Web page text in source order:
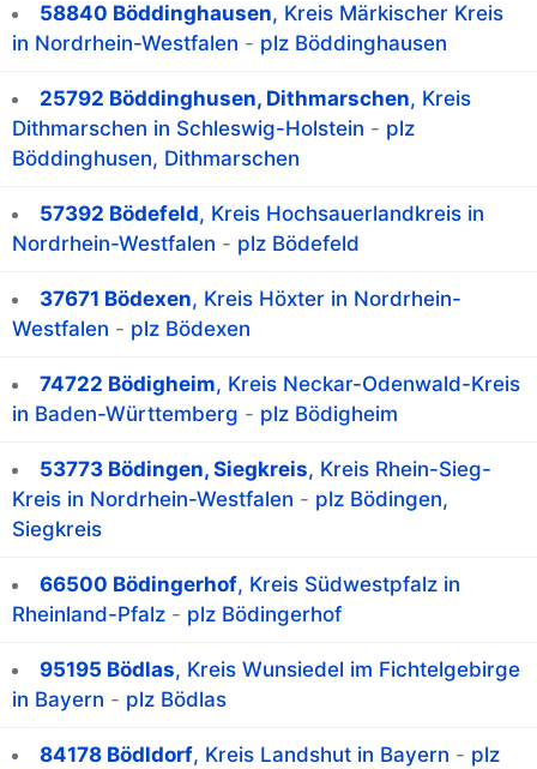
58840 Böddinghausen, Kreis Märkischer Kreis
in Nordrhein-Westfalen - plz Böddinghausen
25792 Böddinghusen, Dithmarschen, Kreis
Dithmarschen in Schleswig-Holstein - plz
Böddinghusen, Dithmarschen
57392 Bödefeld, Kreis Hochsauerlandkreis in
Nordrhein-Westfalen - plz Bödefeld
37671 Bödexen, Kreis Höxter in Nordrhein-
Westfalen - plz Bödexen
74722 Bödigheim, Kreis Neckar-Odenwald-Kreis
in Baden-Württemberg - plz Bödigheim
53773 Bödingen, Siegkreis, Kreis Rhein-Sieg-
Kreis in Nordrhein-Westfalen - plz Bödingen,
Siegkreis
66500 Bödingerhof, Kreis Südwestpfalz in
Rheinland-Pfalz - plz Bödingerhof
95195 Bödlas, Kreis Wunsiedel im Fichtelgebirge
in Bayern - plz Bödlas
84178 Bödldorf, Kreis Landshut in Bayern - plz